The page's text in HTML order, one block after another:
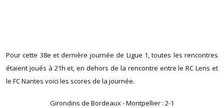
Pour cette 38e et dernière journée de Ligue 1, toutes les rencontres
étaient joués à 21h et, en dehors de la rencontre entre le RC Lens et
le FC Nantes voici les scores de la journée.
Girondins de Bordeaux - Montpellier : 2-1